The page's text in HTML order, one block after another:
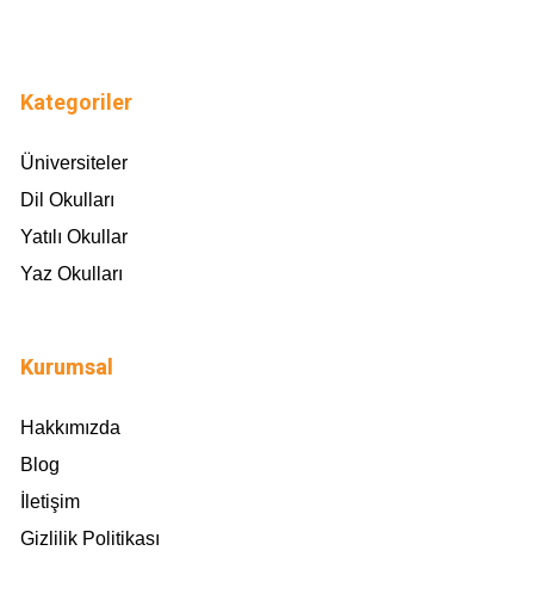
Kategoriler
Üniversiteler
Dil Okulları
Yatılı Okullar
Yaz Okulları
Kurumsal
Hakkımızda
Blog
İletişim
Gizlilik Politikası